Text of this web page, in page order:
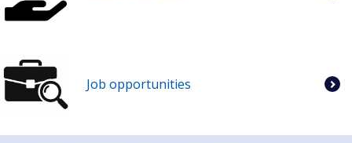
Job opportunities